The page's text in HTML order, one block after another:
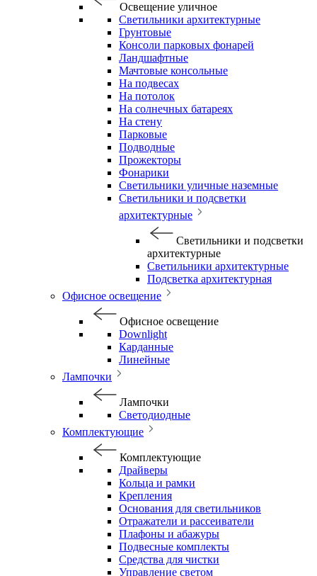
Освещение уличное
Светильники архитектурные
Грунтовые
Консоли парковых фонарей
Ландшафтные
Мачтовые консольные
На подвесах
На потолок
На солнечных батареях
На стену
Парковые
Подводные
Прожекторы
Фонарики
Светильники уличные наземные
Светильники и подсветки
архитектурные
Светильники и подсветки
архитектурные
Светильники архитектурные
Подсветка архитектурная
Офисное освещение
Офисное освещение
Downlight
Карданные
Линейные
Лампочки
Лампочки
Светодиодные
Комплектующие
Комплектующие
Драйверы
Кольца и рамки
Крепления
Основания для светильников
Отражатели и рассеиватели
Плафоны и абажуры
Подвесные комплекты
Средства для чистки
Управление светом